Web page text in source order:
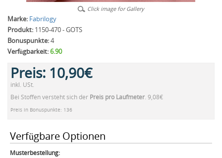
Click image for Gallery
Marke: Fabrilogy
Produkt: 1150-470 - GOTS
Bonuspunkte:4
Verfügbarkeit:6.90
Preis: 10,90€
inkl. USt.
Bei Stoffen versteht sich der Preis pro Laufmeter. 9,08€
Preis in Bonuspunkte: 136
Verfügbare Optionen
Musterbestellung: